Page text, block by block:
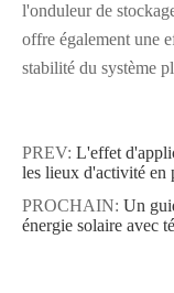
l'onduleur de
offre également une
stabilité du système
PREV: L'effet
les lieux d'activité en
PROCHAIN: Un
énergie solaire avec